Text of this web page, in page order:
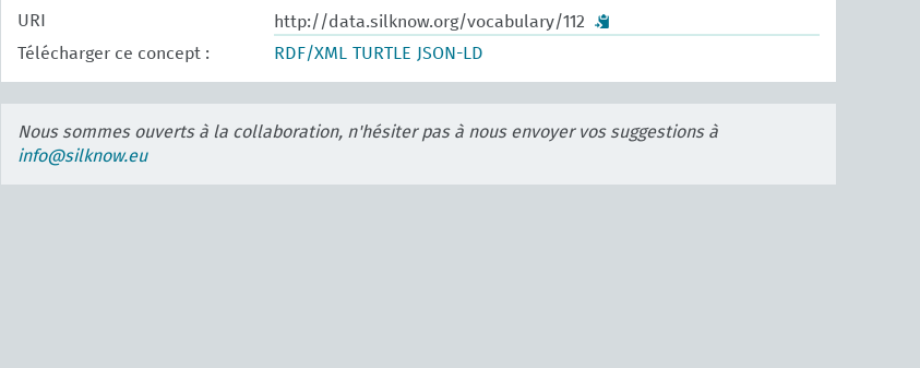
URI
http://data.silknow.org/vocabulary/112
Télécharger ce concept :
RDF/XML TURTLE JSON-LD
Nous sommes ouverts à la collaboration, n'hésiter pas à nous envoyer vos suggestions à
info@silknow.eu